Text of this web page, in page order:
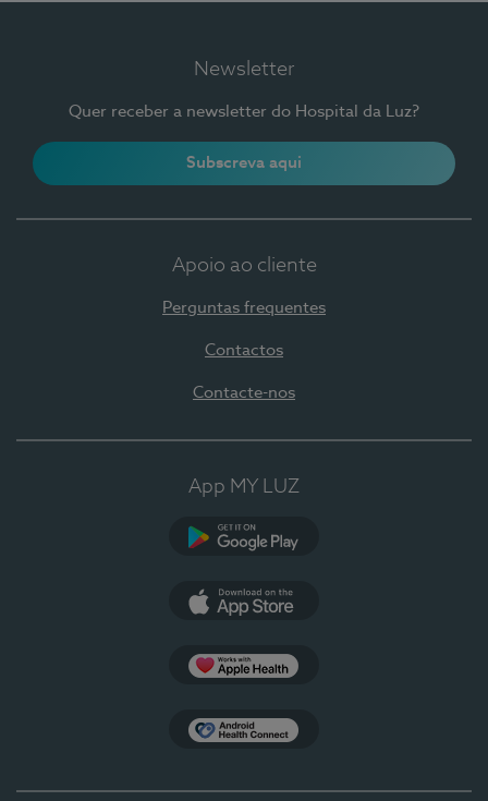
Newsletter
Quer receber a newsletter do Hospital da Luz?
Subscreva aqui
Apoio ao cliente
Perguntas frequentes
Contactos
Contacte-nos
App MY LUZ